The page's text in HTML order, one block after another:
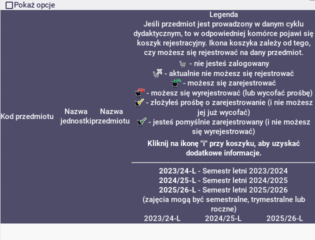
Pokaż opcje
Kod przedmiotu
Nazwa
jednostki
Nazwa
przedmiotu
Legenda
Jeśli przedmiot jest prowadzony w danym cyklu
dydaktycznym, to w odpowiedniej komórce pojawi się
koszyk rejestracyjny. Ikona koszyka zależy od tego,
czy możesz się rejestrować na dany przedmiot.
- nie jesteś zalogowany
- aktualnie nie możesz się rejestrować
- możesz się zarejestrować
- możesz się wyrejestrować (lub wycofać prośbę)
- złożyłeś prośbę o zarejestrowanie (i nie możesz
jej już wycofać)
- jesteś pomyślnie zarejestrowany (i nie możesz
się wyrejestrować)
Kliknij na ikonę "i" przy koszyku, aby uzyskać
dodatkowe informacje.
2023/24-L - Semestr letni 2023/2024
2024/25-L - Semestr letni 2024/2025
2025/26-L - Semestr letni 2025/2026
(zajęcia mogą być semestralne, trymestralne lub
roczne)
2023/24-L 2024/25-L 2025/26-L